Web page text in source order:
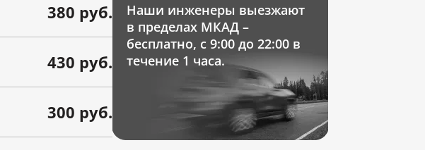
380 руб.
430 руб.
300 руб.
Наши инженеры выезжают
в пределах МКАД –
бесплатно, с 9:00 до 22:00 в
течение 1 часа.